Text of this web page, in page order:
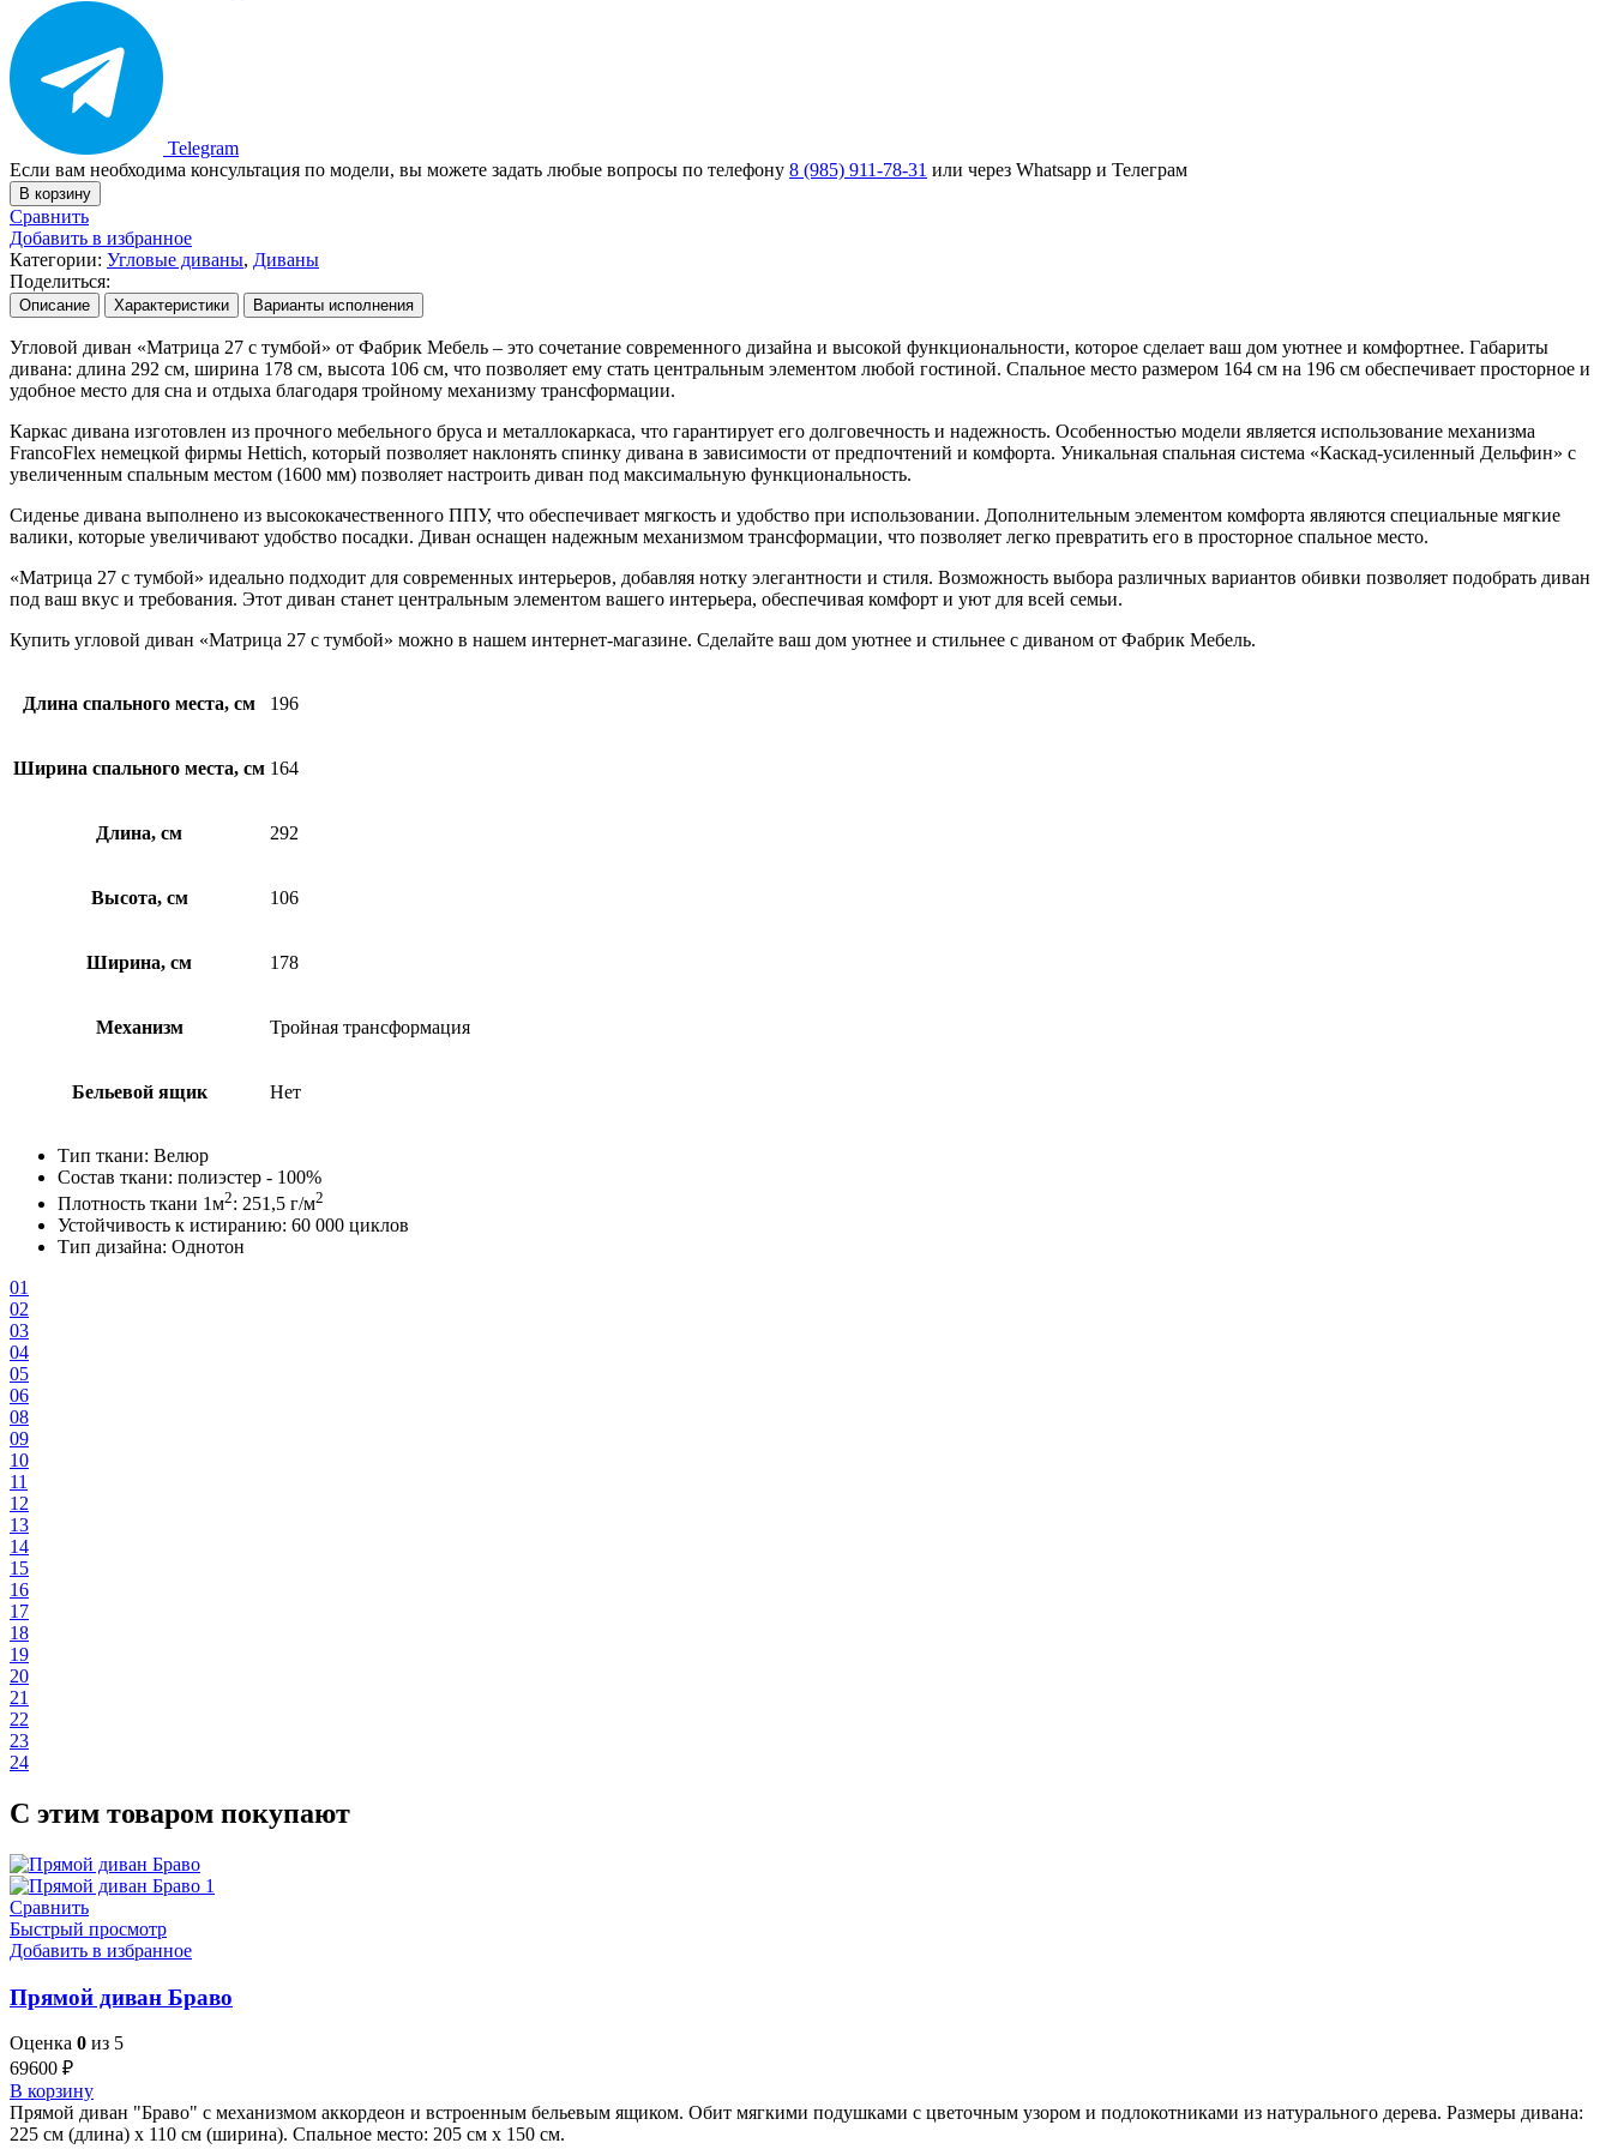
Telegram
Если вам необходима консультация по модели, вы можете задать любые вопросы по телефону 8 (985) 911-78-31 или через Whatsapp и Телеграм
В корзину
Сравнить
Добавить в избранное
Категории: Угловые диваны, Диваны
Поделиться:
Описание Характеристики Варианты исполнения
Угловой диван «Матрица 27 с тумбой» от Фабрик Мебель – это сочетание современного дизайна и высокой функциональности, которое сделает ваш дом уютнее и комфортнее. Габариты
дивана: длина 292 см, ширина 178 см, высота 106 см, что позволяет ему стать центральным элементом любой гостиной. Спальное место размером 164 см на 196 см обеспечивает просторное и
удобное место для сна и отдыха благодаря тройному механизму трансформации.
Каркас дивана изготовлен из прочного мебельного бруса и металлокаркаса, что гарантирует его долговечность и надежность. Особенностью модели является использование механизма
FrancoFlex немецкой фирмы Hettich, который позволяет наклонять спинку дивана в зависимости от предпочтений и комфорта. Уникальная спальная система «Каскад-усиленный Дельфин» с
увеличенным спальным местом (1600 мм) позволяет настроить диван под максимальную функциональность.
Сиденье дивана выполнено из высококачественного ППУ, что обеспечивает мягкость и удобство при использовании. Дополнительным элементом комфорта являются специальные мягкие
валики, которые увеличивают удобство посадки. Диван оснащен надежным механизмом трансформации, что позволяет легко превратить его в просторное спальное место.
«Матрица 27 с тумбой» идеально подходит для современных интерьеров, добавляя нотку элегантности и стиля. Возможность выбора различных вариантов обивки позволяет подобрать диван
под ваш вкус и требования. Этот диван станет центральным элементом вашего интерьера, обеспечивая комфорт и уют для всей семьи.
Купить угловой диван «Матрица 27 с тумбой» можно в нашем интернет-магазине. Сделайте ваш дом уютнее и стильнее с диваном от Фабрик Мебель.
Длина спального места, см 196
Ширина спального места, см 164
Длина, см 292
Высота, см 106
Ширина, см 178
Механизм Тройная трансформация
Бельевой ящик Нет
Тип ткани: Велюр
Состав ткани: полиэстер - 100%
Плотность ткани 1м2: 251,5 г/м2
Устойчивость к истиранию: 60 000 циклов
Тип дизайна: Однотон
01
02
03
04
05
06
08
09
10
11
12
13
14
15
16
17
18
19
20
21
22
23
24
С этим товаром покупают
Сравнить
Быстрый просмотр
Добавить в избранное
Прямой диван Браво
Оценка 0 из 5
69600 ₽
В корзину
Прямой диван "Браво" с механизмом аккордеон и встроенным бельевым ящиком. Обит мягкими подушками с цветочным узором и подлокотниками из натурального дерева. Размеры дивана:
225 см (длина) x 110 см (ширина). Спальное место: 205 см x 150 см.